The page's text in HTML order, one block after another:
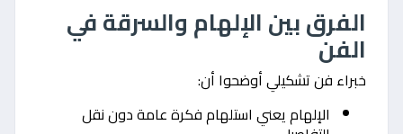
الفرق بين الإلهام والسرقة في
الفن
خبراء فن تشكيلي أوضحوا أن:
الإلهام يعني استلهام فكرة عامة دون نقل